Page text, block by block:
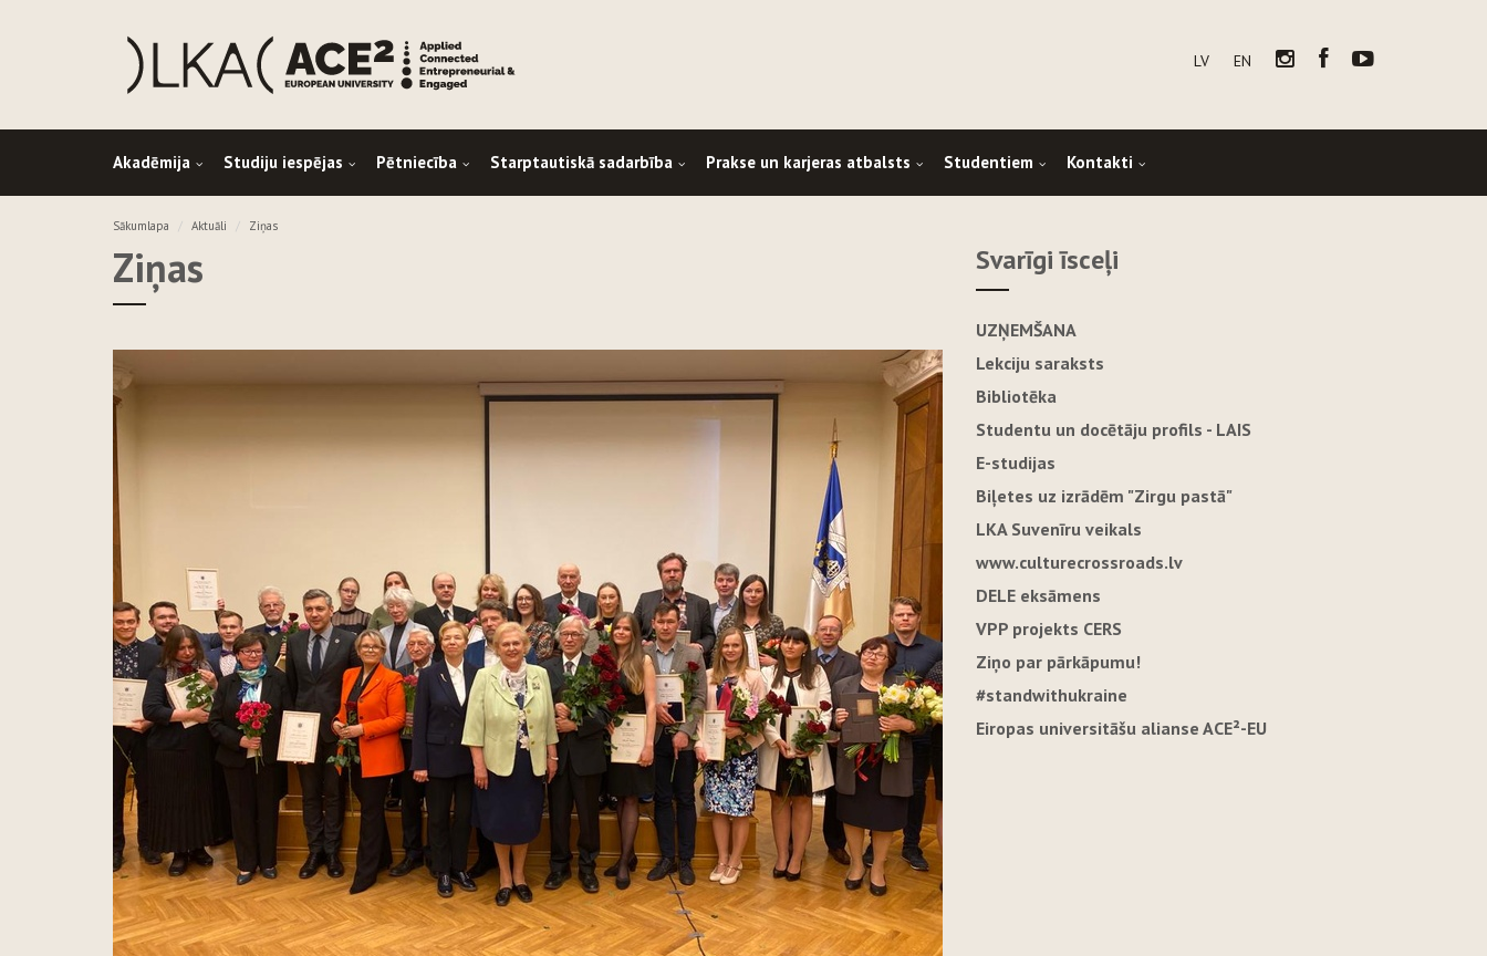
LV EN
Akadēmija Studiju iespējas Pētniecība Starptautiskā sadarbība Prakse un karjeras atbalsts Studentiem Kontakti
Sākumlapa Aktuāli Ziņas
Ziņas Svarīgi īsceļi
UZŅEMŠANA
Lekciju saraksts
Bibliotēka
Studentu un docētāju profils - LAIS
E-studijas
Biļetes uz izrādēm "Zirgu pastā"
LKA Suvenīru veikals
www.culturecrossroads.lv
DELE eksāmens
VPP projekts CERS
Ziņo par pārkāpumu!
#standwithukraine
Eiropas universitāšu alianse ACE²-EU